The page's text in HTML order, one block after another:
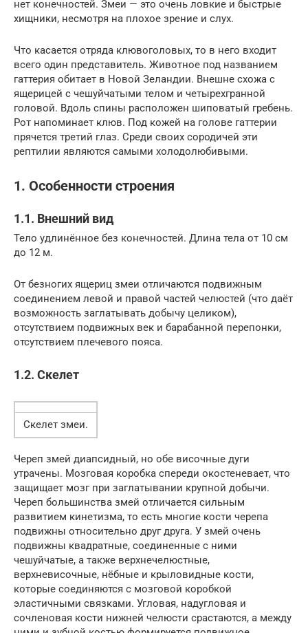
нет конечностей. Змеи — это очень ловкие и быстрые
хищники, несмотря на плохое зрение и слух.
Что касается отряда клювоголовых, то в него входит
всего один представитель. Животное под названием
гаттерия обитает в Новой Зеландии. Внешне схожа с
ящерицей с чешуйчатыми телом и четырехгранной
головой. Вдоль спины расположен шиповатый гребень.
Рот напоминает клюв. Под кожей на голове гаттерии
прячется третий глаз. Среди своих сородичей эти
рептилии являются самыми холодолюбивыми.
1. Особенности строения
1.1. Внешний вид
Тело удлинённое без конечностей. Длина тела от 10 см
до 12 м.
От безногих ящериц змеи отличаются подвижным
соединением левой и правой частей челюстей (что даёт
возможность заглатывать добычу целиком),
отсутствием подвижных век и барабанной перепонки,
отсутствием плечевого пояса.
1.2. Скелет
Скелет змеи.
Череп змей диапсидный, но обе височные дуги
утрачены. Мозговая коробка спереди окостеневает, что
защищает мозг при заглатывании крупной добычи.
Череп большинства змей отличается сильным
развитием кинетизма, то есть многие кости черепа
подвижны относительно друг друга. У змей очень
подвижны квадратные, соединенные с ними
чешуйчатые, а также верхнечелюстные,
верхневисочные, нёбные и крыловидные кости,
которые соединяются с мозговой коробкой
эластичными связками. Угловая, надугловая и
сочленовая кости нижней челюсти срастаются, а между